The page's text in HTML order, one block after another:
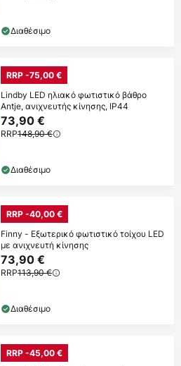
Διαθέσιμο
RRP -75,00 €
Lindby LED ηλιακό φωτιστικό βάθρο
Antje, ανιχνευτής κίνησης, IP44
73,90 €
RRP148,90 €
Διαθέσιμο
RRP -40,00 €
Finny - Εξωτερικό φωτιστικό τοίχου LED
με ανιχνευτή κίνησης
73,90 €
RRP113,90 €
Διαθέσιμο
RRP -45,00 €